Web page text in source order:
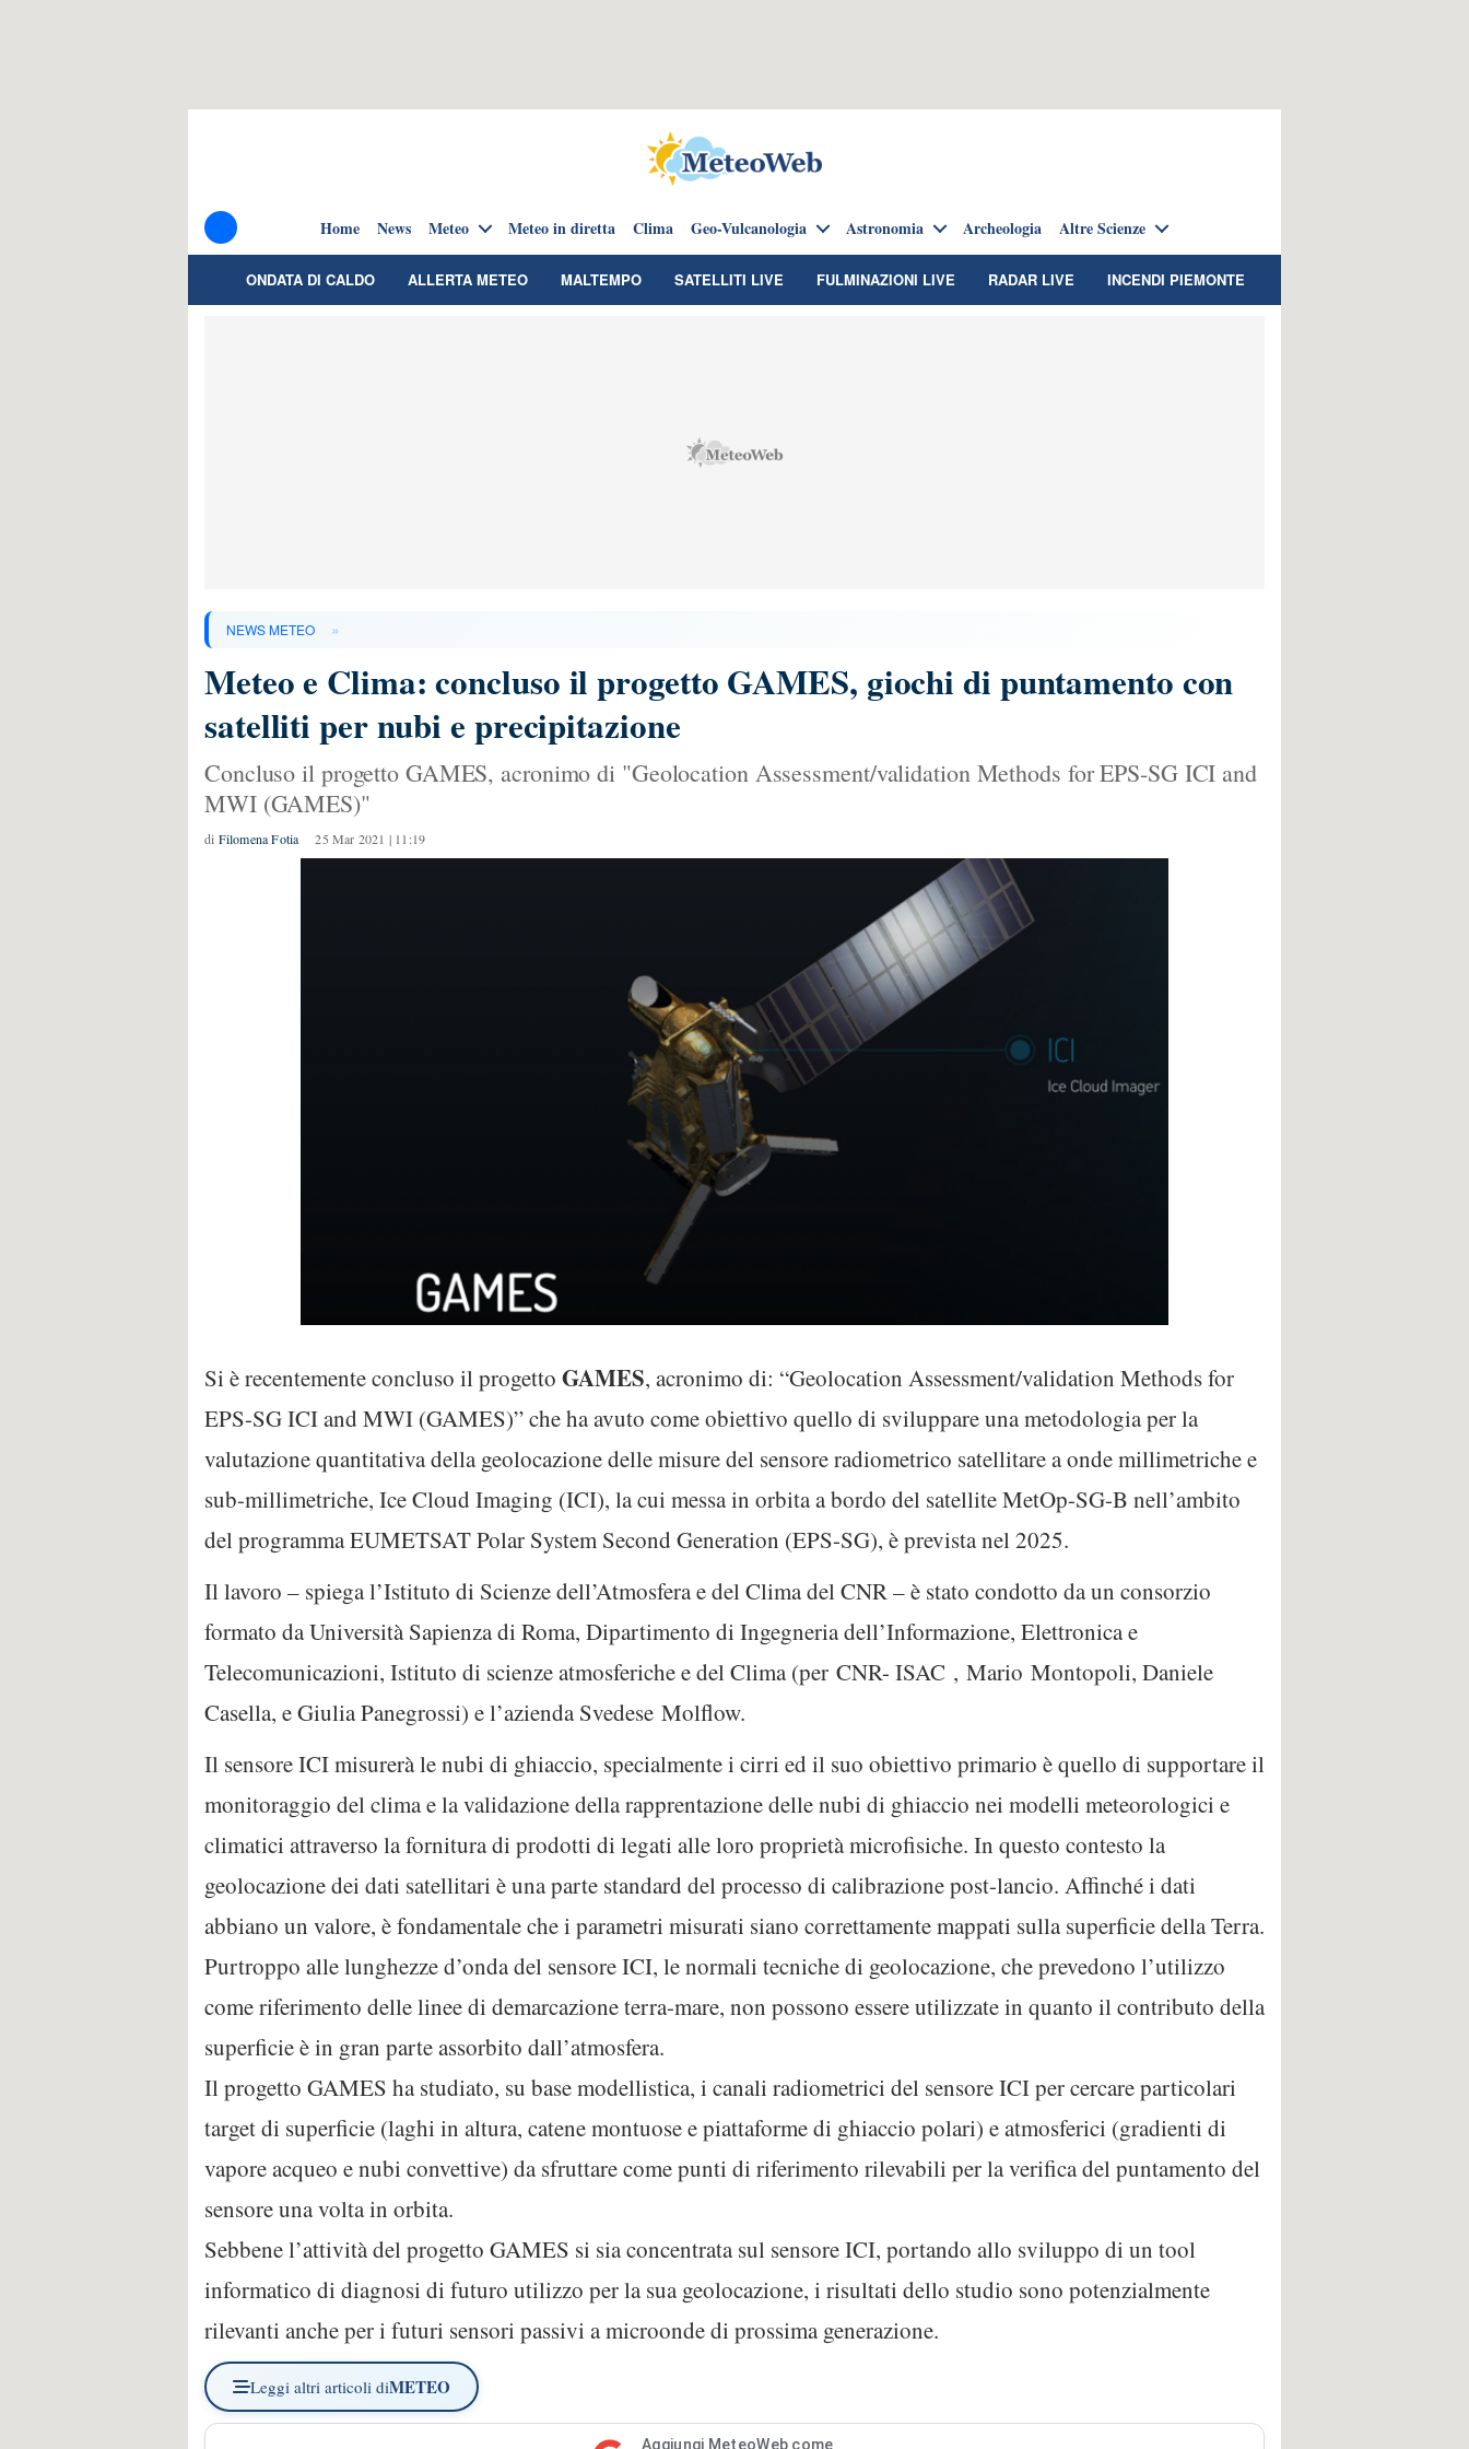
Home News Meteo Meteo in diretta Clima Geo-Vulcanologia Astronomia Archeologia Altre Scienze
ONDATA DI CALDO ALLERTA METEO MALTEMPO SATELLITI LIVE FULMINAZIONI LIVE RADAR LIVE INCENDI PIEMONTE
NEWS METEO »
Meteo e Clima: concluso il progetto GAMES, giochi di puntamento con
satelliti per nubi e precipitazione
Concluso il progetto GAMES, acronimo di "Geolocation Assessment/validation Methods for EPS-SG ICI and
MWI (GAMES)"
di Filomena Fotia 25 Mar 2021 | 11:19
Si è recentemente concluso il progetto GAMES, acronimo di: “Geolocation Assessment/validation Methods for
EPS-SG ICI and MWI (GAMES)” che ha avuto come obiettivo quello di sviluppare una metodologia per la
valutazione quantitativa della geolocazione delle misure del sensore radiometrico satellitare a onde millimetriche e
sub-millimetriche, Ice Cloud Imaging (ICI), la cui messa in orbita a bordo del satellite MetOp-SG-B nell’ambito
del programma EUMETSAT Polar System Second Generation (EPS-SG), è prevista nel 2025.
Il lavoro – spiega l’Istituto di Scienze dell’Atmosfera e del Clima del CNR – è stato condotto da un consorzio
formato da Università Sapienza di Roma, Dipartimento di Ingegneria dell’Informazione, Elettronica e
Telecomunicazioni, Istituto di scienze atmosferiche e del Clima (per CNR- ISAC , Mario Montopoli, Daniele
Casella, e Giulia Panegrossi) e l’azienda Svedese Molflow.
Il sensore ICI misurerà le nubi di ghiaccio, specialmente i cirri ed il suo obiettivo primario è quello di supportare il
monitoraggio del clima e la validazione della rapprentazione delle nubi di ghiaccio nei modelli meteorologici e
climatici attraverso la fornitura di prodotti di legati alle loro proprietà microfisiche. In questo contesto la
geolocazione dei dati satellitari è una parte standard del processo di calibrazione post-lancio. Affinché i dati
abbiano un valore, è fondamentale che i parametri misurati siano correttamente mappati sulla superficie della Terra.
Purtroppo alle lunghezze d’onda del sensore ICI, le normali tecniche di geolocazione, che prevedono l’utilizzo
come riferimento delle linee di demarcazione terra-mare, non possono essere utilizzate in quanto il contributo della
superficie è in gran parte assorbito dall’atmosfera.
Il progetto GAMES ha studiato, su base modellistica, i canali radiometrici del sensore ICI per cercare particolari
target di superficie (laghi in altura, catene montuose e piattaforme di ghiaccio polari) e atmosferici (gradienti di
vapore acqueo e nubi convettive) da sfruttare come punti di riferimento rilevabili per la verifica del puntamento del
sensore una volta in orbita.
Sebbene l’attività del progetto GAMES si sia concentrata sul sensore ICI, portando allo sviluppo di un tool
informatico di diagnosi di futuro utilizzo per la sua geolocazione, i risultati dello studio sono potenzialmente
rilevanti anche per i futuri sensori passivi a microonde di prossima generazione.
Leggi altri articoli diMETEO
Aggiungi MeteoWeb come